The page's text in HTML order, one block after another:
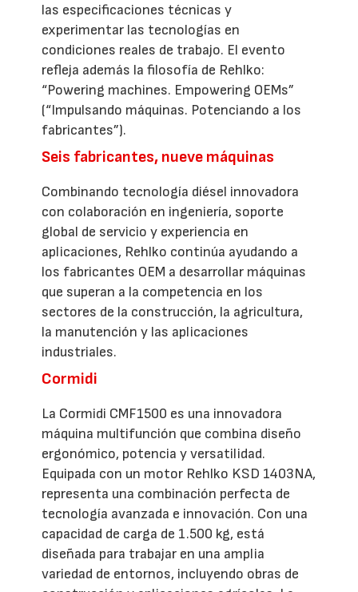
las especificaciones técnicas y
experimentar las tecnologías en
condiciones reales de trabajo. El evento
refleja además la filosofía de Rehlko:
“Powering machines. Empowering OEMs”
(“Impulsando máquinas. Potenciando a los
fabricantes”).
Seis fabricantes, nueve máquinas
Combinando tecnología diésel innovadora
con colaboración en ingeniería, soporte
global de servicio y experiencia en
aplicaciones, Rehlko continúa ayudando a
los fabricantes OEM a desarrollar máquinas
que superan a la competencia en los
sectores de la construcción, la agricultura,
la manutención y las aplicaciones
industriales.
Cormidi
La Cormidi CMF1500 es una innovadora
máquina multifunción que combina diseño
ergonómico, potencia y versatilidad.
Equipada con un motor Rehlko KSD 1403NA,
representa una combinación perfecta de
tecnología avanzada e innovación. Con una
capacidad de carga de 1.500 kg, está
diseñada para trabajar en una amplia
variedad de entornos, incluyendo obras de